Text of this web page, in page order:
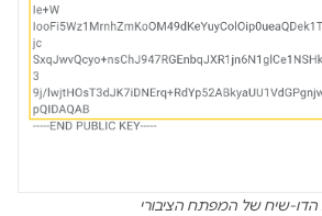
הדו-שיח של המפתח הציבורי